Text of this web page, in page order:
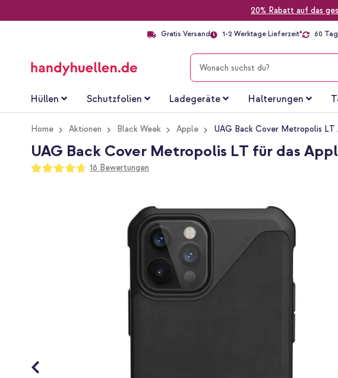
20% Rabatt auf das
Gratis Versand 1-2 Werktage Lieferzeit* 60
SUCHE
Hüllen Schutzfolien Ladegeräte Halterungen
Home Aktionen Black Week Apple UAG Back Cover Metropolis
UAG Back Cover Metropolis LT für das
Bewertung:
94
100
16 Bewertungen